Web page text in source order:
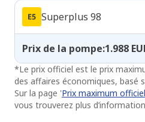
Superplus 98
Prix de la pompe:1.988
*Le prix officiel est le prix
des affaires économiques, basé
Sur la page 'Prix maximum
vous trouverez plus